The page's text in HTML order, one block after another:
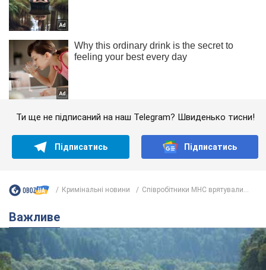
Ти ще не підписаний на наш Telegram? Швиденько тисни!
Підписатись Підписатись
Кримінальні новини Співробітники МНС врятували...
Важливе